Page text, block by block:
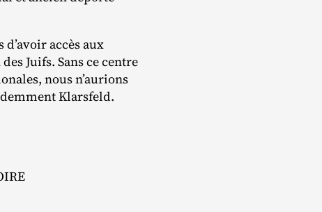
accès aux
Juifs. Sans ce centre
nous n’aurions
Klarsfeld.